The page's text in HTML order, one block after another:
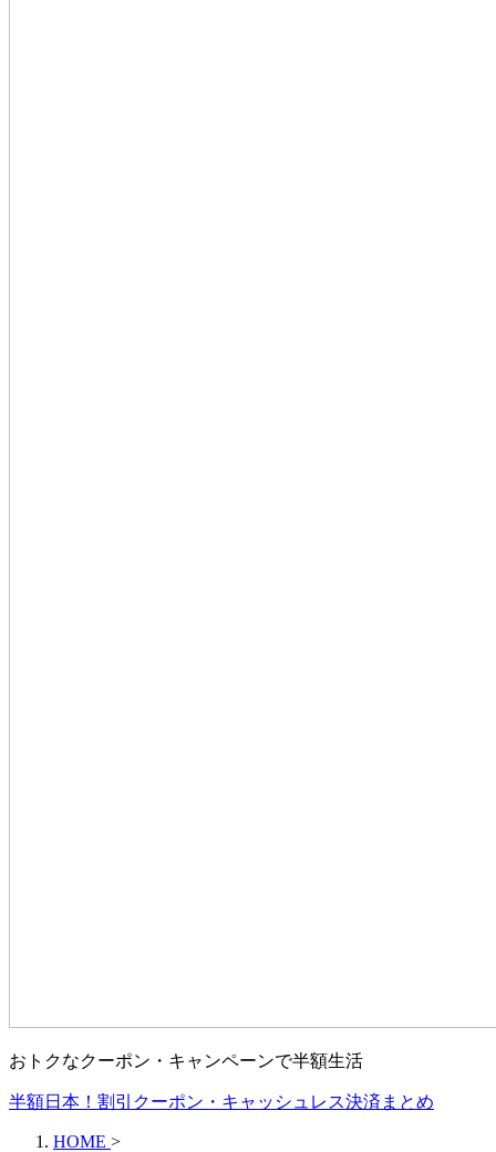
おトクなクーポン・キャンペーンで半額生活
半額日本！割引クーポン・キャッシュレス決済まとめ
HOME >